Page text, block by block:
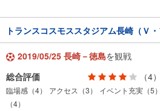
トランスコスモススタジアム長崎（Ｖ・
2019/05/25 長崎－徳島を観戦
総合評価
（4）
臨場感（4） アクセス（3） イベント充実（5）
（4）